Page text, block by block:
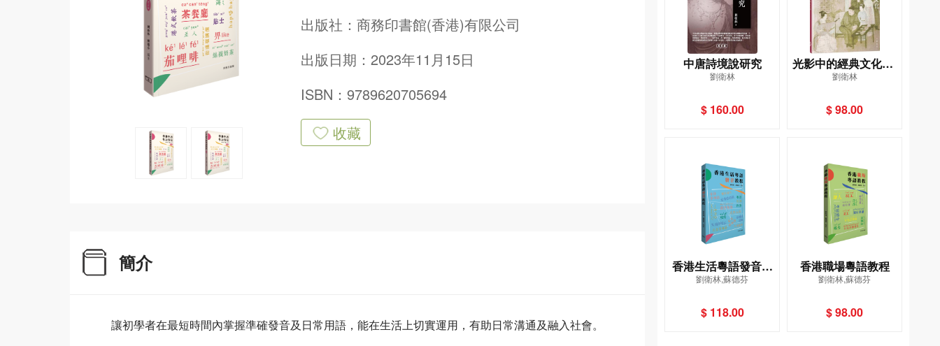
出版社： 商務印書館(香港)有限公司
出版日期：2023年11月15日
ISBN：9789620705694
收藏
簡介
讓初學者在最短時間內掌握準確發音及日常用語，能在生活上切實運用，有助日常溝通及融入社會。
中唐詩境說研究
劉衛林
$ 160.00
光影中的經典文化──
中國文化與電影藝術
劉衛林
$ 98.00
香港生活粵語發音教
程
劉衛林,蘇德芬
$ 118.00
香港職場粵語教程
劉衛林,蘇德芬
$ 98.00